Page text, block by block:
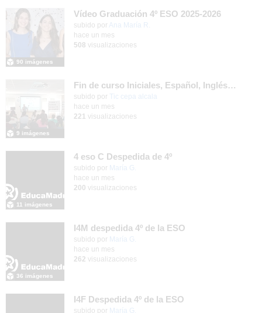
Vídeo Graduación 4º ESO 2025-2026
subido por Ana María R.
90 imágenes
hace un mes
508 visualizaciones
Fin de curso Iniciales, Español, Inglés, Informática y Patrimonio
subido por Tic cepa alcala
9 imágenes
hace un mes
221
visualizaciones
4 eso C Despedida de 4º
Contenido educativo.
subido por María G.
11 imágenes
hace un mes
200 visualizaciones
I4M despedida 4º de la ESO
subido por María G.
36 imágenes
hace un mes
262 visualizaciones
I4F Despedida 4º de la ESO
subido por María G.